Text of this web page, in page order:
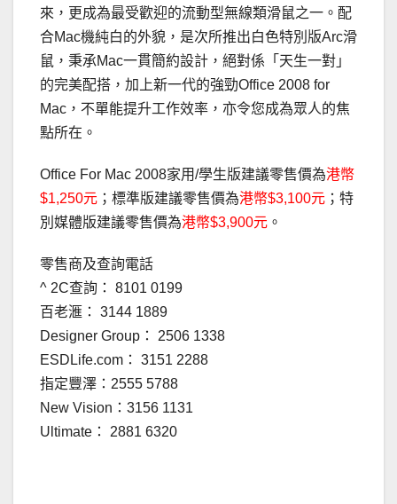
來，更成為最受歡迎的流動型無線類滑鼠之一。配
合Mac機純白的外貌，是次所推出白色特別版Arc滑
鼠，秉承Mac一貫簡約設計，絕對係「天生一對」
的完美配搭，加上新一代的強勁Office 2008 for
Mac，不單能提升工作效率，亦令您成為眾人的焦
點所在。
Office For Mac 2008家用/學生版建議零售價為港幣
$1,250元 ；標準版建議零售價為港幣$3,100元 ；特
別媒體版建議零售價為港幣$3,900元 。
零售商及查詢電話
^ 2C查詢： 8101 0199
百老滙： 3144 1889
Designer Group： 2506 1338
ESDLife.com： 3151 2288
指定豐澤：2555 5788
New Vision：3156 1131
Ultimate： 2881 6320